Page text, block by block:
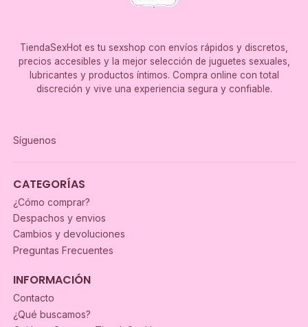
TiendaSexHot es tu sexshop con envíos rápidos y discretos,
precios accesibles y la mejor selección de juguetes sexuales,
lubricantes y productos íntimos. Compra online con total
discreción y vive una experiencia segura y confiable.
Síguenos
CATEGORÍAS
¿Cómo comprar?
Despachos y envios
Cambios y devoluciones
Preguntas Frecuentes
INFORMACIÓN
Contacto
¿Qué buscamos?